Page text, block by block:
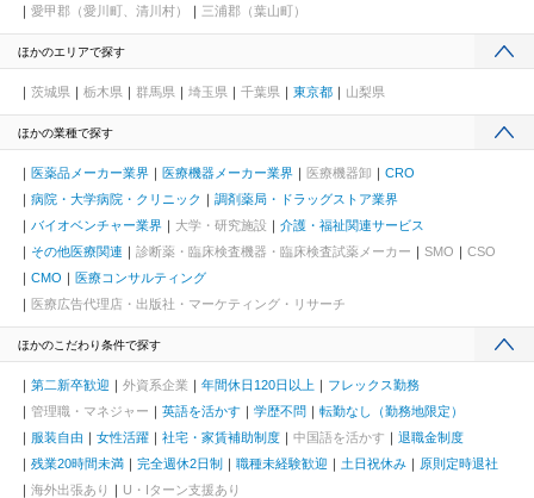
愛甲郡（愛川町、清川村）
三浦郡（葉山町）
ほかのエリアで探す
茨城県 栃木県 群馬県 埼玉県 千葉県 東京都 山梨県
ほかの業種で探す
医薬品メーカー業界 医療機器メーカー業界 医療機器卸
CRO
病院・大学病院・クリニック
調剤薬局・ドラッグストア業界
バイオベンチャー業界
大学・研究施設
介護・福祉関連サービス
その他医療関連
診断薬・臨床検査機器・臨床検査試薬メーカー SMO
CSO
CMO
医療コンサルティング
医療広告代理店・出版社・マーケティング・リサーチ
ほかのこだわり条件で探す
第二新卒歓迎 外資系企業 年間休日120日以上
フレックス勤務
管理職・マネジャー
英語を活かす 学歴不問
転勤なし（勤務地限定）
服装自由
女性活躍 社宅・家賃補助制度 中国語を活かす
退職金制度
残業20時間未満
完全週休2日制 職種未経験歓迎 土日祝休み
原則定時退社
海外出張あり
U・Iターン支援あり